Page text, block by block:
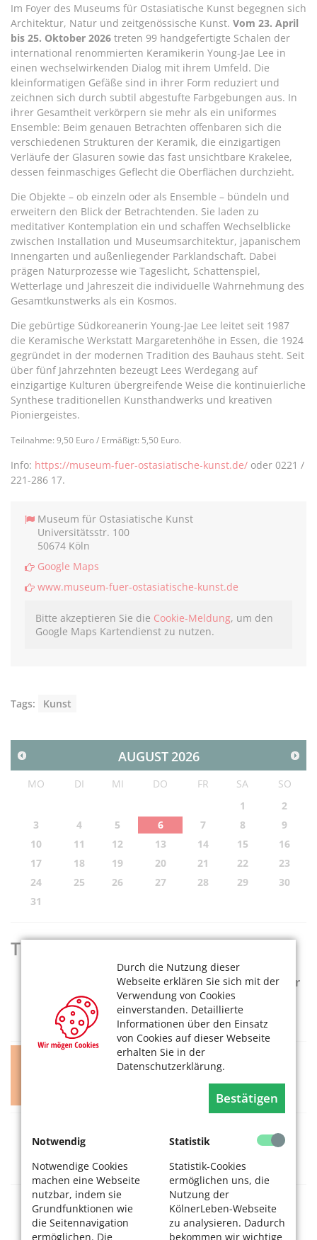
Durch die Nutzung dieser
Webseite erklären Sie sich mit der
Verwendung von Cookies
einverstanden. Detaillierte
Informationen über den Einsatz
von Cookies auf dieser Webseite
erhalten Sie in der
Datenschutzerklärung.
Bestätigen
Notwendig
Notwendige Cookies
machen eine Webseite
nutzbar, indem sie
Grundfunktionen wie
die Seitennavigation
ermöglichen. Die
Statistik
Statistik-Cookies
ermöglichen uns, die
Nutzung der
KölnerLeben-Webseite
zu analysieren. Dadurch
bekommen wir wichtige
Im Foyer des Museums für Ostasiatische Kunst begegnen sich
Architektur, Natur und zeitgenössische Kunst. Vom 23. April
bis 25. Oktober 2026 treten 99 handgefertigte Schalen der
international renommierten Keramikerin Young-Jae Lee in
einen wechselwirkenden Dialog mit ihrem Umfeld. Die
kleinformatigen Gefäße sind in ihrer Form reduziert und
zeichnen sich durch subtil abgestufte Farbgebungen aus. In
ihrer Gesamtheit verkörpern sie mehr als ein uniformes
Ensemble: Beim genauen Betrachten offenbaren sich die
verschiedenen Strukturen der Keramik, die einzigartigen
Verläufe der Glasuren sowie das fast unsichtbare Krakelee,
dessen feinmaschiges Geflecht die Oberflächen durchzieht.
Die Objekte – ob einzeln oder als Ensemble – bündeln und
erweitern den Blick der Betrachtenden. Sie laden zu
meditativer Kontemplation ein und schaffen Wechselblicke
zwischen Installation und Museumsarchitektur, japanischem
Innengarten und außenliegender Parklandschaft. Dabei
prägen Naturprozesse wie Tageslicht, Schattenspiel,
Wetterlage und Jahreszeit die individuelle Wahrnehmung des
Gesamtkunstwerks als ein Kosmos.
Die gebürtige Südkoreanerin Young-Jae Lee leitet seit 1987
die Keramische Werkstatt Margaretenhöhe in Essen, die 1924
gegründet in der modernen Tradition des Bauhaus steht. Seit
über fünf Jahrzehnten bezeugt Lees Werdegang auf
einzigartige Kulturen übergreifende Weise die kontinuierliche
Synthese traditionellen Kunsthandwerks und kreativen
Pioniergeistes.
Teilnahme: 9,50 Euro / Ermäßigt: 5,50 Euro.
Info: https://museum-fuer-ostasiatische-kunst.de/ oder 0221 /
221-286 17.
Museum für Ostasiatische Kunst
Universitätsstr. 100
50674 Köln
Google Maps
www.museum-fuer-ostasiatische-kunst.de
Bitte akzeptieren Sie die Cookie-Meldung, um den
Google Maps Kartendienst zu nutzen.
Tags: Kunst
AUGUST 2026
MO DI MI DO FR SA
SO
1
2
3
4 5 6 7 8
9
10
11 12 13 14 15
16
17
18 19 20 21 22
23
24
25 26 27 28 29
30
31
Termine heute
NO GO: Angie Hiesl und Roland Kaiser
06.08.2026, 18 Uhr
Angie Hiesl + Roland Kaiser Produktion
Escht Kabarett on Tour
06.08.2026, 16:15-18 Uhr
Bürgerverein Köln-Neubrück e. V.
SNW Neubrück: Boule-Gruppe
06.08.2026, 16 Uhr